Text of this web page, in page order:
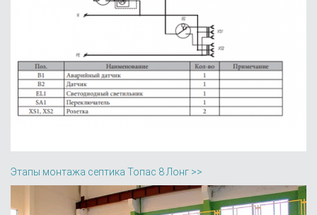
Этапы монтажа септика Топас 8 Лонг >>